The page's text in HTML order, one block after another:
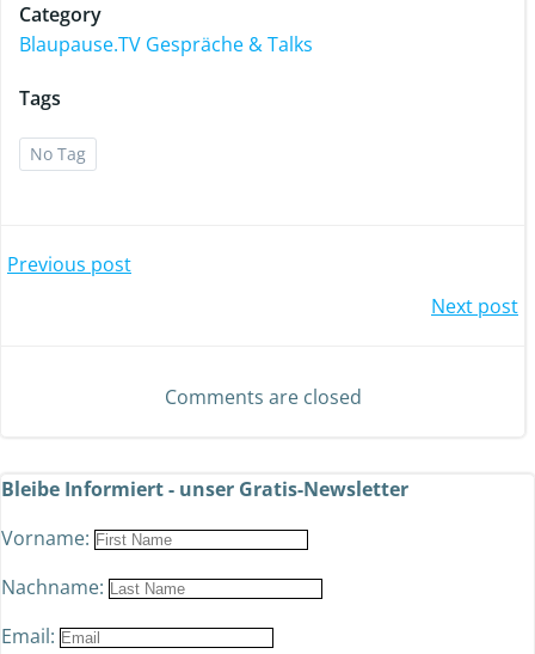
Category
Blaupause.TV Gespräche & Talks
Tags
No Tag
Previous post
Next post
Comments are closed
Bleibe Informiert - unser Gratis-Newsletter
Vorname:
Nachname:
Email: